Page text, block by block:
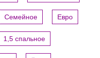
Семейное Евро
1,5 спальное